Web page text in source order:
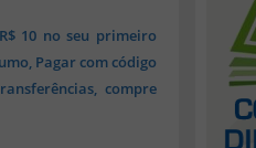
10 no seu primeiro
Pagar com código
compre